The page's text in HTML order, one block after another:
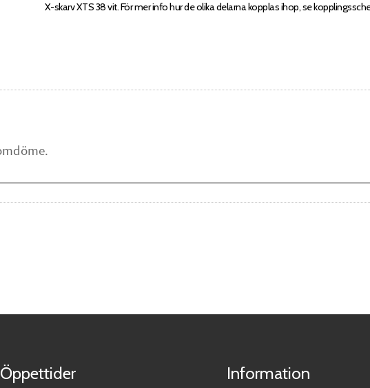
X-skarv XTS 38 vit. För mer info hur de olika delarna kopplas ihop, se
Öppettider Information